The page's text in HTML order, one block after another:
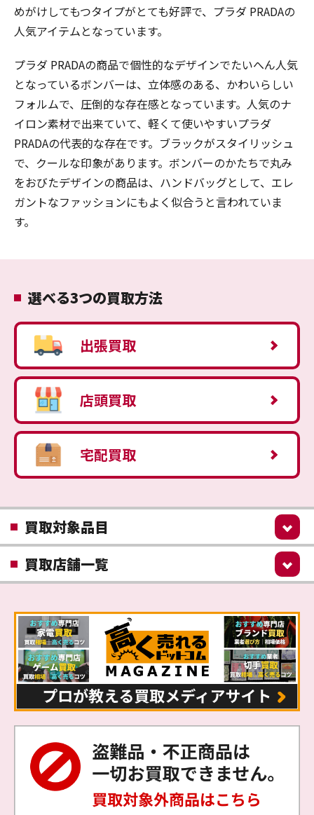
めがけしてもつタイプがとても好評で、プラダ PRADAの
人気アイテムとなっています。
プラダ PRADAの商品で個性的なデザインでたいへん人気
となっているボンバーは、立体感のある、かわいらしい
フォルムで、圧倒的な存在感となっています。人気のナ
イロン素材で出来ていて、軽くて使いやすいプラダ
PRADAの代表的な存在です。ブラックがスタイリッシュ
で、クールな印象があります。ボンバーのかたちで丸み
をおびたデザインの商品は、ハンドバッグとして、エレ
ガントなファッションにもよく似合うと言われていま
す。
選べる3つの買取方法
出張買取
店頭買取
宅配買取
買取対象品目
買取店舗一覧